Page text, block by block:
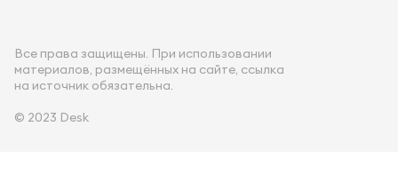
Все права защищены. При использовании
материалов, размещённых на сайте, ссылка
на источник обязательна.
© 2023 Desk